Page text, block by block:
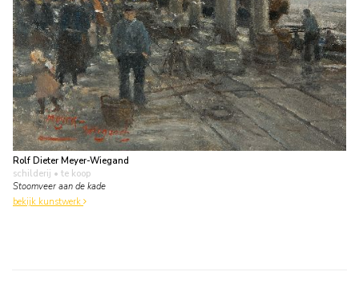
Rolf Dieter Meyer-Wiegand
schilderij • te koop
Stoomveer aan de kade
bekijk kunstwerk